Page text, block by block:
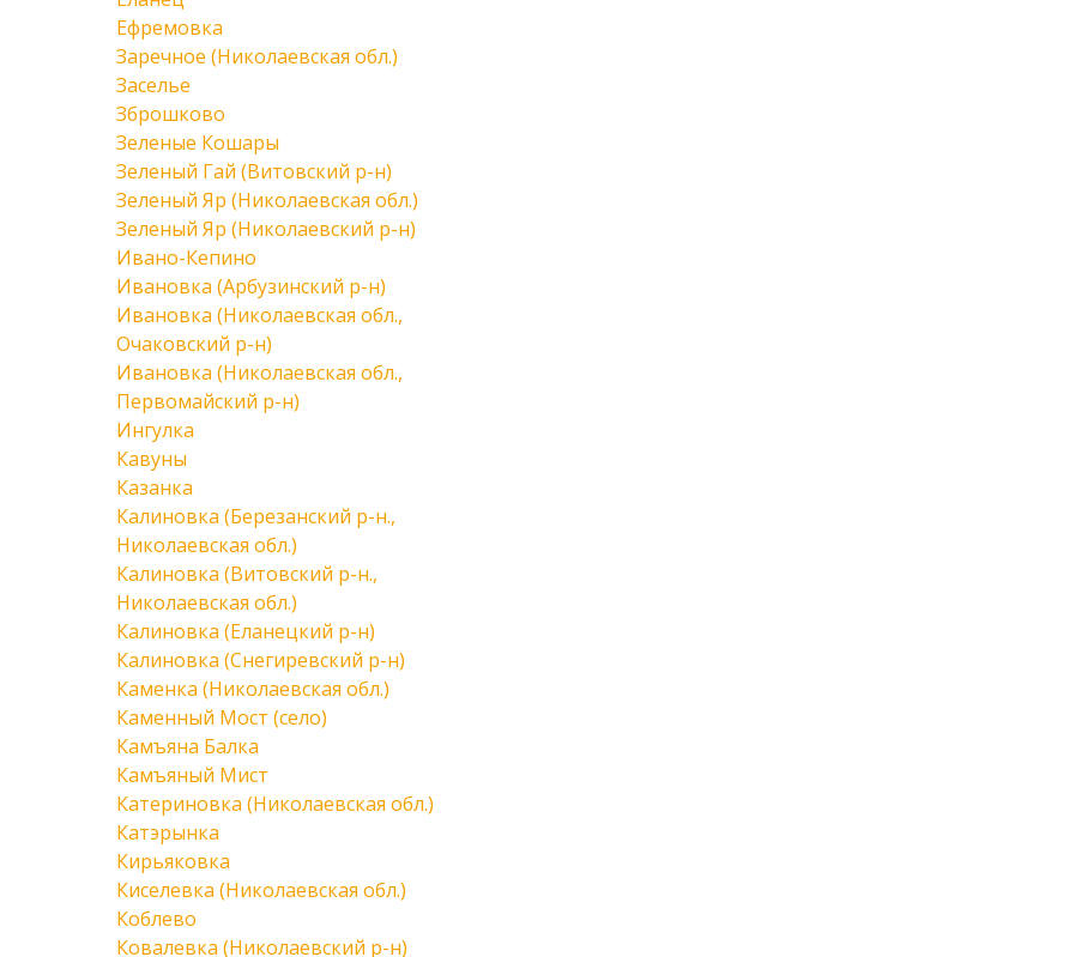
Ефремовка
Заречное (Николаевская обл.)
Заселье
Зброшково
Зеленые Кошары
Зеленый Гай (Витовский р-н)
Зеленый Яр (Николаевская обл.)
Зеленый Яр (Николаевский р-н)
Ивано-Кепино
Ивановка (Арбузинский р-н)
Ивановка (Николаевская обл.,
Очаковский р-н)
Ивановка (Николаевская обл.,
Первомайский р-н)
Ингулка
Кавуны
Казанка
Калиновка (Березанский р-н.,
Николаевская обл.)
Калиновка (Витовский р-н.,
Николаевская обл.)
Калиновка (Еланецкий р-н)
Калиновка (Снегиревский р-н)
Каменка (Николаевская обл.)
Каменный Мост (село)
Камъяна Балка
Камъяный Мист
Катериновка (Николаевская обл.)
Катэрынка
Кирьяковка
Киселевка (Николаевская обл.)
Коблево
Ковалевка (Николаевский р-н)